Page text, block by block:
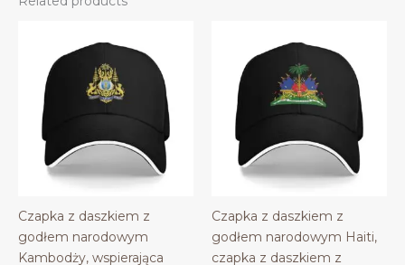
Czapka z daszkiem z
godłem narodowym
Kambodży, wspierająca
Czapka z daszkiem z
godłem narodowym Haiti,
czapka z daszkiem z